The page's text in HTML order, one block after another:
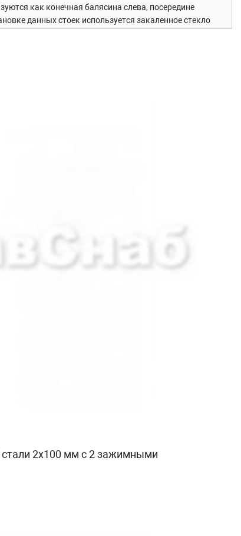
как конечная балясина слева, посередине
данных стоек используется закаленное стекло
основе металлических стоек и усовершенствована
домов. Балясина сочетает в себе строгость (за
к полу благодаря четыреханкернуму фланцу с
его можно закрепить при помощи саморезов
2х100 мм с 2 зажимными